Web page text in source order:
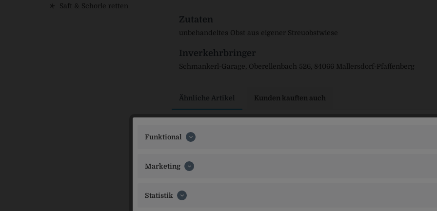
Saft & Schorle retten
Zutaten
unbehandeltes Obst aus eigener Streuobstwiese
Inverkehrbringer
Schmankerl-Garage, Oberellenbach 526, 84066 Mallersdorf-Pfaffenberg
Ähnliche Artikel Kunden kauften auch
Pompe's Apfel-Birnen-Saft
Pompe's
Funktional
Marketing
Statistik